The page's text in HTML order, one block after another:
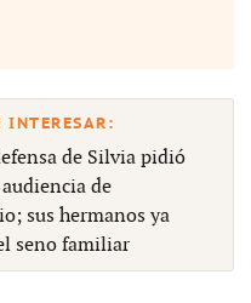
de Silvia pidió
de
sus hermanos ya
seno familiar